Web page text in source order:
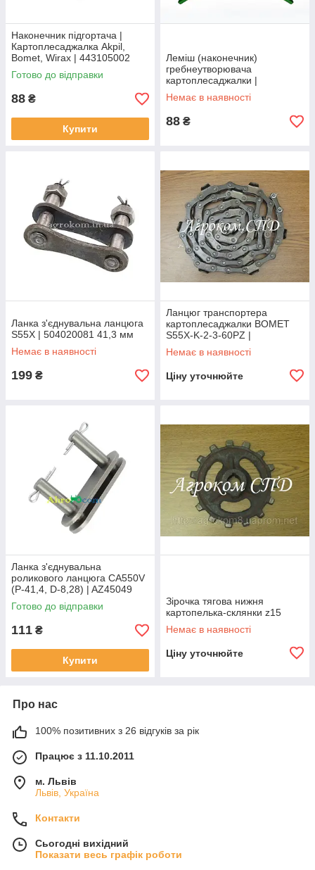
Наконечник підгортача |
Картоплесаджалка Akpil,
Bomet, Wirax | 443105002
Готово до відправки
88 ₴
Купити
Леміш (наконечник)
гребнеутворювача
картоплесаджалки |
443105002
Немає в наявності
88 ₴
Ланка з'єднувальна ланцюга
S55X | 504020081 41,3 мм
Немає в наявності
199 ₴
Ланцюг транспортера
картоплесаджалки BOMET
S55X-K-2-3-60PZ |
554300000 DOLZAMET
Немає в наявності
Ціну уточнюйте
Ланка з'єднувальна
роликового ланцюга CA550V
(P-41,4, D-8,28) | AZ45049
ROLLON
Готово до відправки
111 ₴
Купити
Зірочка тягова нижня
картопелька-склянки z15
Немає в наявності
Ціну уточнюйте
Про нас
100% позитивних з 26 відгуків за рік
Працює з 11.10.2011
м. Львів
Львів, Україна
Контакти
Сьогодні вихідний
Показати весь графік роботи